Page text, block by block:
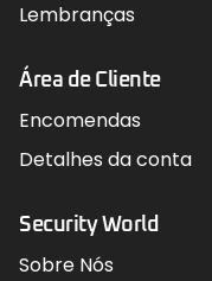
Lembranças
Área de Cliente
Encomendas
Detalhes da conta
Security World
Sobre Nós